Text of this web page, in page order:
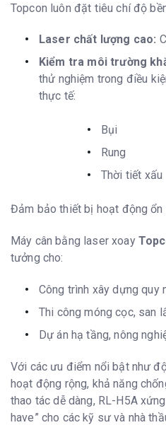
Topcon luôn đặt tiêu chí độ
Laser chất lượng cao:
Kiểm tra môi trường
thử nghiệm trong điều
thực tế:
Bụi
Rung
Thời tiết xấu
Đảm bảo thiết bị hoạt động ổn
Máy cân bằng laser xoay
tưởng cho:
Công trình xây dựng quy
Thi công móng cọc, san
Dự án hạ tầng, nông
Với các ưu điểm nổi bật như
hoạt động rộng, khả năng
thao tác dễ dàng, RL-H5A
have” cho các kỹ sư và nhà